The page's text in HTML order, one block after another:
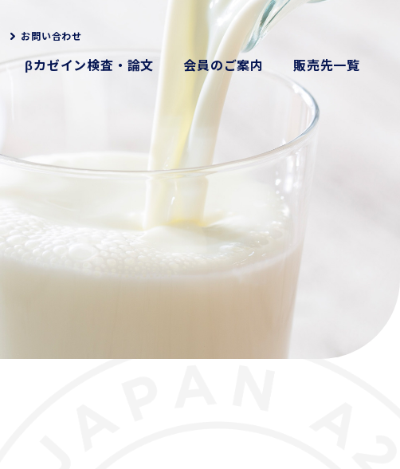
お問い合わせ
βカゼイン検査・論文 会員のご案内 販売先一覧